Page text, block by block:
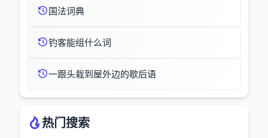
国法词典
钓客能组什么词
一跟头栽到屋外边的歇后语
热门搜索